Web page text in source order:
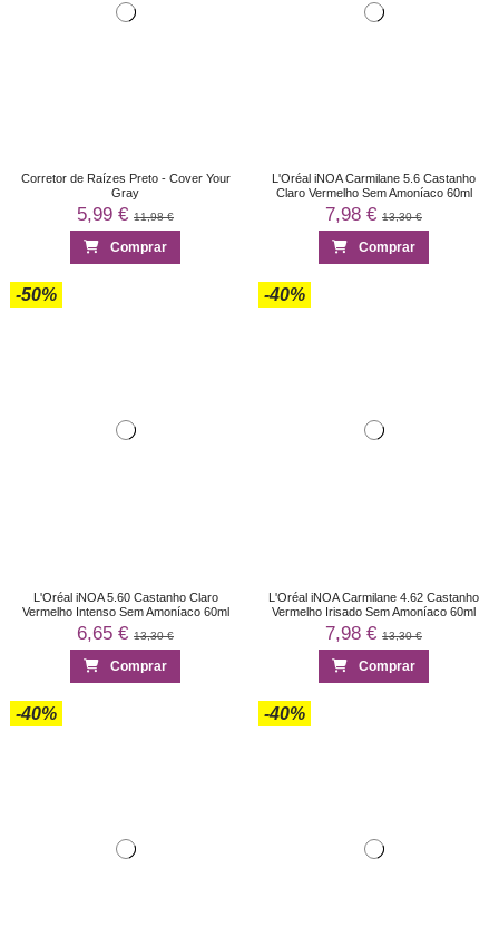
Corretor de Raízes Preto - Cover Your
Gray
5,99 € 11,98 €
Comprar
L'Oréal iNOA Carmilane 5.6 Castanho
Claro Vermelho Sem Amoníaco 60ml
7,98 € 13,30 €
Comprar
-50%
L'Oréal iNOA 5.60 Castanho Claro
Vermelho Intenso Sem Amoníaco 60ml
6,65 € 13,30 €
Comprar
-40%
L'Oréal iNOA Carmilane 4.62 Castanho
Vermelho Irisado Sem Amoníaco 60ml
7,98 € 13,30 €
Comprar
-40% -40%